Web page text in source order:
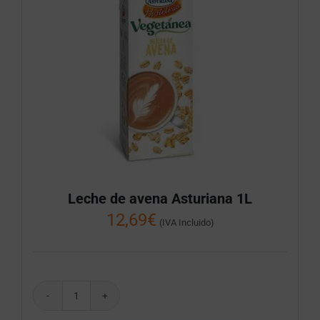
Leche de avena Asturiana 1L
12,69€ (IVA Incluido)
Leche